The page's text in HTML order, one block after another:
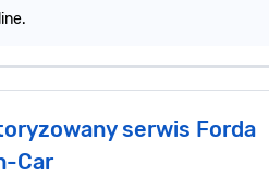
serwis Forda
Car